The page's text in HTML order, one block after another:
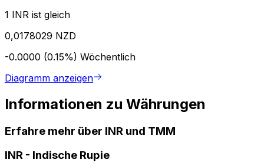
1 INR ist gleich
0,0178029 NZD
-0.0000 (0.15%) Wöchentlich
Diagramm anzeigen
Informationen zu Währungen
Erfahre mehr über INR und TMM
INR - Indische Rupie